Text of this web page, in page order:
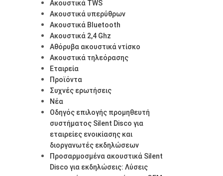
Ακουστικά TWS
Ακουστικά υπερύθρων
Ακουστικά Bluetooth
Ακουστικά 2,4 Ghz
Αθόρυβα ακουστικά ντίσκο
Ακουστικά τηλεόρασης
Εταιρεία
Προϊόντα
Συχνές ερωτήσεις
Νέα
Οδηγός επιλογής προμηθευτή
συστήματος Silent Disco για
εταιρείες ενοικίασης και
διοργανωτές εκδηλώσεων
Προσαρμοσμένα ακουστικά Silent
Disco για εκδηλώσεις: Λύσεις